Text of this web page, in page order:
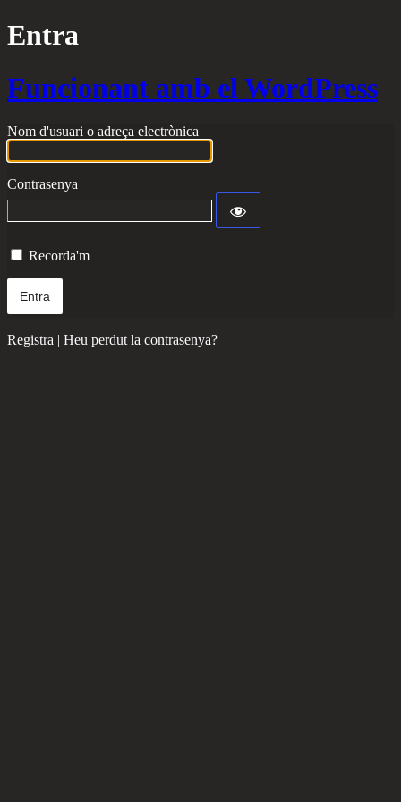
Entra
Funcionant amb el WordPress
Nom d'usuari o adreça electrònica
Contrasenya
Recorda'm
Registra | Heu perdut la contrasenya?